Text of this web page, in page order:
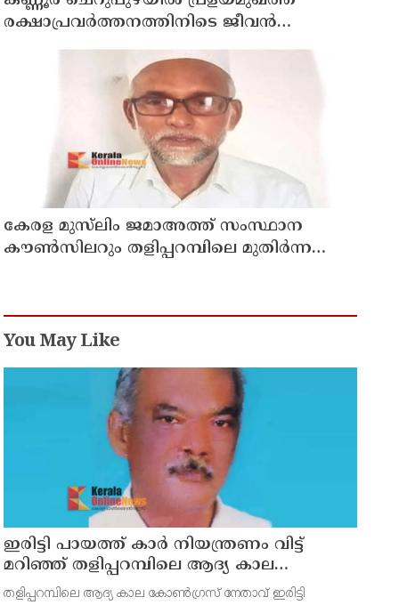
രക്ഷാപ്രവർത്തനത്തിനിടെ ജീവൻ
നഷ്ടപ്പെട്ട ആർ. രാജേഷിൻ്റെ ഭൗതിക
ശരീരത്തോട് അനാദരവ് കാണിച്ചതായി
കേരള മുസ്‌ലിം ജമാഅത്ത് സംസ്ഥാന
കൗൺസിലറും തളിപ്പറമ്പിലെ മുതിർന്ന
You May Like
ഇരിട്ടി പായത്ത് കാർ നിയന്ത്രണം വിട്ട്
മറിഞ്ഞ് തളിപ്പറമ്പിലെ ആദ്യ കാല
കോണ്‍ഗ്രസ് നേതാവ് മരിച്ചു
തളിപ്പറമ്പിലെ ആദ്യ കാല കോണ്‍ഗ്രസ് നേതാവ് ഇരിട്ടി